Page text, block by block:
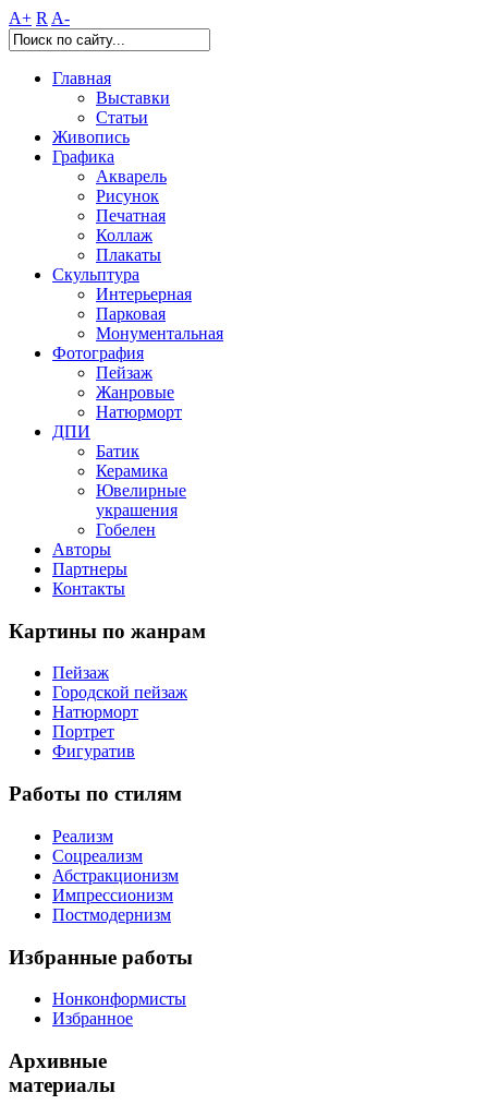
A+ R A-
Главная
Выставки
Статьи
Живопись
Графика
Акварель
Рисунок
Печатная
Коллаж
Плакаты
Скульптура
Интерьерная
Парковая
Монументальная
Фотография
Пейзаж
Жанровые
Натюрморт
ДПИ
Батик
Керамика
Ювелирные
украшения
Гобелен
Авторы
Партнеры
Контакты
Картины по жанрам
Пейзаж
Городской пейзаж
Натюрморт
Портрет
Фигуратив
Работы по стилям
Реализм
Соцреализм
Абстракционизм
Импрессионизм
Постмодернизм
Избранные работы
Нонконформисты
Избранное
Архивные
материалы